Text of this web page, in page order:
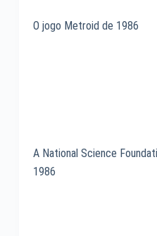
O jogo Metroid de 1986
A National Science
1986